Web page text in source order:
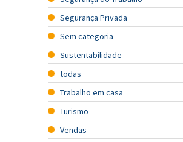
Segurança Privada
Sem categoria
Sustentabilidade
todas
Trabalho em casa
Turismo
Vendas